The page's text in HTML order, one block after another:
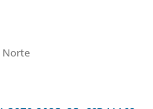
Norte